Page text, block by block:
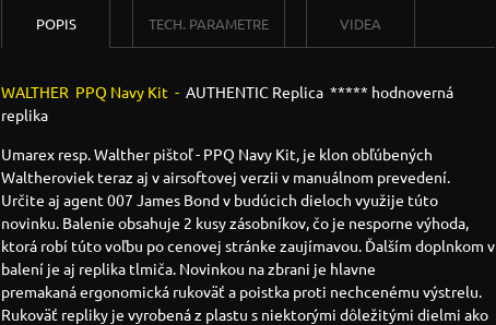
POPIS TECH. PARAMETRE VIDEA
WALTHER PPQ Navy Kit - AUTHENTIC Replica ***** hodnoverná
replika
Umarex resp. Walther pištoľ - PPQ Navy Kit, je klon obľúbených
Waltheroviek teraz aj v airsoftovej verzii v manuálnom prevedení.
Určite aj agent 007 James Bond v budúcich dieloch využije túto
novinku. Balenie obsahuje 2 kusy zásobníkov, čo je nesporne výhoda,
ktorá robí túto voľbu po cenovej stránke zaujímavou. Ďalším doplnkom v
balení je aj replika tlmiča. Novinkou na zbrani je hlavne
premakaná ergonomická rukoväť a poistka proti nechcenému výstrelu.
Rukoväť repliky je vyrobená z plastu s niektorými dôležitými dielmi ako